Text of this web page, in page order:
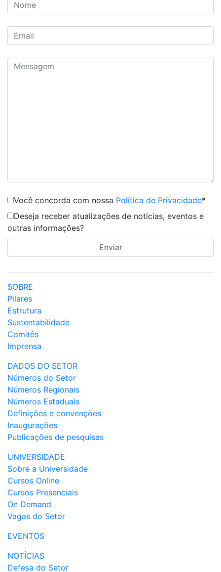
Você concorda com nossa Política de Privacidade*
Deseja receber atualizações de notícias, eventos e
outras informações?
SOBRE
Pilares
Estrutura
Sustentabilidade
Comitês
Imprensa
DADOS DO SETOR
Números do Setor
Números Regionais
Números Estaduais
Definições e convenções
Inaugurações
Publicações de pesquisas
UNIVERSIDADE
Sobre a Universidade
Cursos Online
Cursos Presenciais
On Demand
Vagas do Setor
EVENTOS
NOTÍCIAS
Defesa do Setor